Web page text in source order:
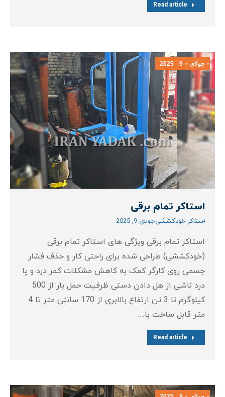
Read article
جولای 9
2025
استاکر تمام برقی
استاکر خودکششیجولای 9, 2025
استاکر تمام برقی ویژگی های استاکر تمام برقی
(خودکششی) طراحی شده برای راحتی کار و حذف فشار
جسمی روی کارگر کمک به کاهش مشکلات کمر درد و پا
درد ناشی از هل دادن دستی ظرفیت حمل بار از 500
کیلوگرم تا 3 تن ارتفاع بالابری از 170 سانتی متر تا 4
متر قابل ساخت با…
Read article